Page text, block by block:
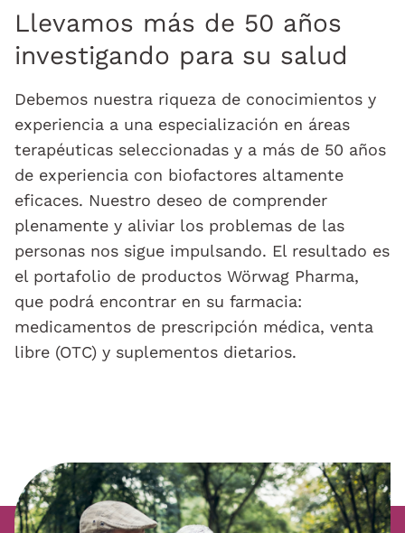
Llevamos más de 50 años
investigando para su salud
Debemos nuestra riqueza de conocimientos y
experiencia a una especialización en áreas
terapéuticas seleccionadas y a más de 50 años
de experiencia con biofactores altamente
eficaces. Nuestro deseo de comprender
plenamente y aliviar los problemas de las
personas nos sigue impulsando. El resultado es
el portafolio de productos Wörwag Pharma,
que podrá encontrar en su farmacia:
medicamentos de prescripción médica, venta
libre (OTC) y suplementos dietarios.